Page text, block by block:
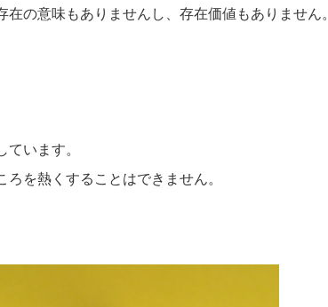
の意味もありませんし、存在価値もありません。
います。
を熱くすることはできません。